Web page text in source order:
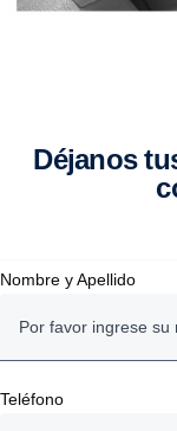
Déjanos tus datos para ponernos en
Nombre y Apellido
Teléfono